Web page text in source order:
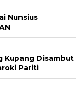
Nunsius
Kupang Disambut
Pariti